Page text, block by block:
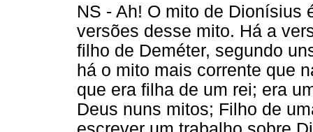
NS - Ah! O mito de Dionísius
versões desse mito. Há a
filho de Deméter, segundo
há o mito mais corrente que
que era filha de um rei; era
Deus nuns mitos; Filho de